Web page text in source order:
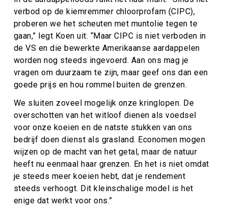
verbod op de kiemremmer chloorprofam (CIPC),
proberen we het scheuten met muntolie tegen te
gaan,” legt Koen uit. “Maar CIPC is niet verboden in
de VS en die bewerkte Amerikaanse aardappelen
worden nog steeds ingevoerd. Aan ons mag je
vragen om duurzaam te zijn, maar geef ons dan een
goede prijs en hou rommel buiten de grenzen.
We sluiten zoveel mogelijk onze kringlopen. De
overschotten van het witloof dienen als voedsel
voor onze koeien en de natste stukken van ons
bedrijf doen dienst als grasland. Economen mogen
wijzen op de macht van het getal, maar de natuur
heeft nu eenmaal haar grenzen. En het is niet omdat
je steeds meer koeien hebt, dat je rendement
steeds verhoogt. Dit kleinschalige model is het
enige dat werkt voor ons.”